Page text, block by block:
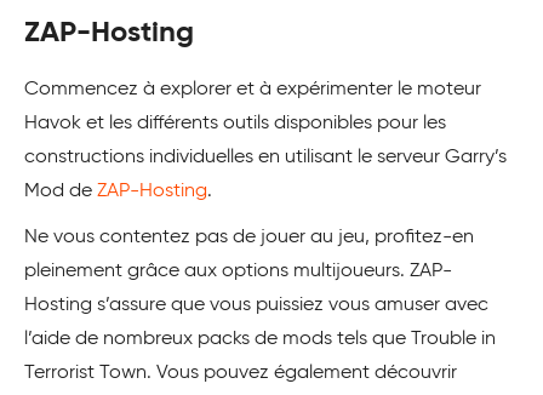
ZAP-Hosting
Commencez à explorer et à expérimenter le moteur
Havok et les différents outils disponibles pour les
constructions individuelles en utilisant le serveur Garry’s
Mod de ZAP-Hosting.
Ne vous contentez pas de jouer au jeu, profitez-en
pleinement grâce aux options multijoueurs. ZAP-
Hosting s’assure que vous puissiez vous amuser avec
l’aide de nombreux packs de mods tels que Trouble in
Terrorist Town. Vous pouvez également découvrir